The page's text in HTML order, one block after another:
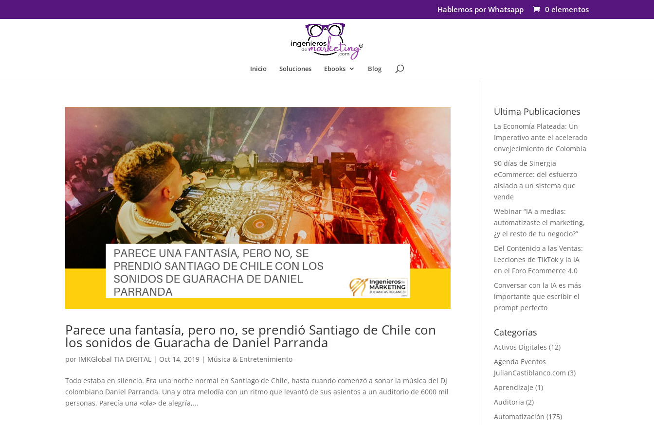
Hablemos por Whatsapp 0 elementos
Inicio Soluciones Ebooks Blog
Parece una fantasía, pero no, se prendió Santiago de Chile con
los sonidos de Guaracha de Daniel Parranda
por IMKGlobal TIA DIGITAL | Oct 14, 2019 | Música & Entretenimiento
Todo estaba en silencio. Era una noche normal en Santiago de Chile, hasta cuando comenzó a sonar la música del DJ
colombiano Daniel Parranda. Una y otra melodía con un ritmo que levantó de sus asientos a un auditorio de 6000 mil
personas. Parecía una «ola» de alegría,...
Ultima Publicaciones
La Economía Plateada: Un
Imperativo ante el acelerado
envejecimiento de Colombia
90 días de Sinergia
eCommerce: del esfuerzo
aislado a un sistema que
vende
Webinar “IA a medias:
automatizaste el marketing,
¿y el resto de tu negocio?”
Del Contenido a las Ventas:
Lecciones de TikTok y la IA
en el Foro Ecommerce 4.0
Conversar con la IA es más
importante que escribir el
prompt perfecto
Categorías
Activos Digitales (12)
Agenda Eventos
JulianCastiblanco.com (3)
Aprendizaje (1)
Auditoria (2)
Automatización (175)